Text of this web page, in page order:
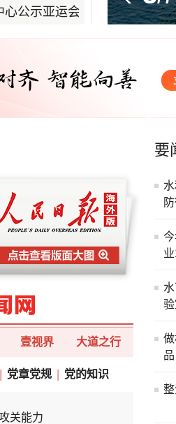
亚运会三个分项中国队参赛运
壹视界 大道之行
党章党规 党的知识
关能力
要
品